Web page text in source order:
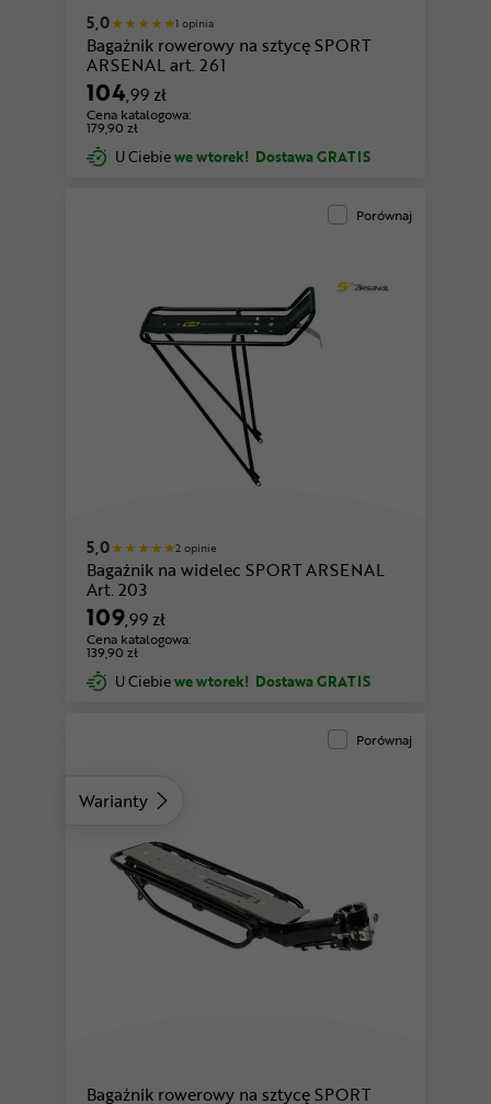
5,0 1 opinia
Bagażnik rowerowy na sztycę SPORT
ARSENAL art. 261
104,99 zł
Cena katalogowa:
179,90 zł
U Ciebiewe wtorek! Dostawa GRATIS
Porównaj
5,0 2 opinie
Bagażnik na widelec SPORT ARSENAL
Art. 203
109,99 zł
Cena katalogowa:
139,90 zł
U Ciebiewe wtorek! Dostawa GRATIS
Warianty
Porównaj
Bagażnik rowerowy na sztycę SPORT